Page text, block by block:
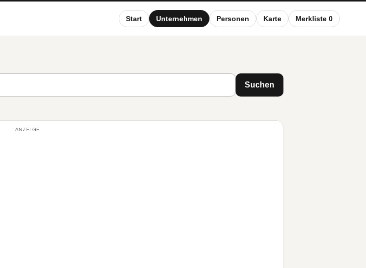
Start Unternehmen Personen Karte Merkliste 0
Suchen
ANZEIGE